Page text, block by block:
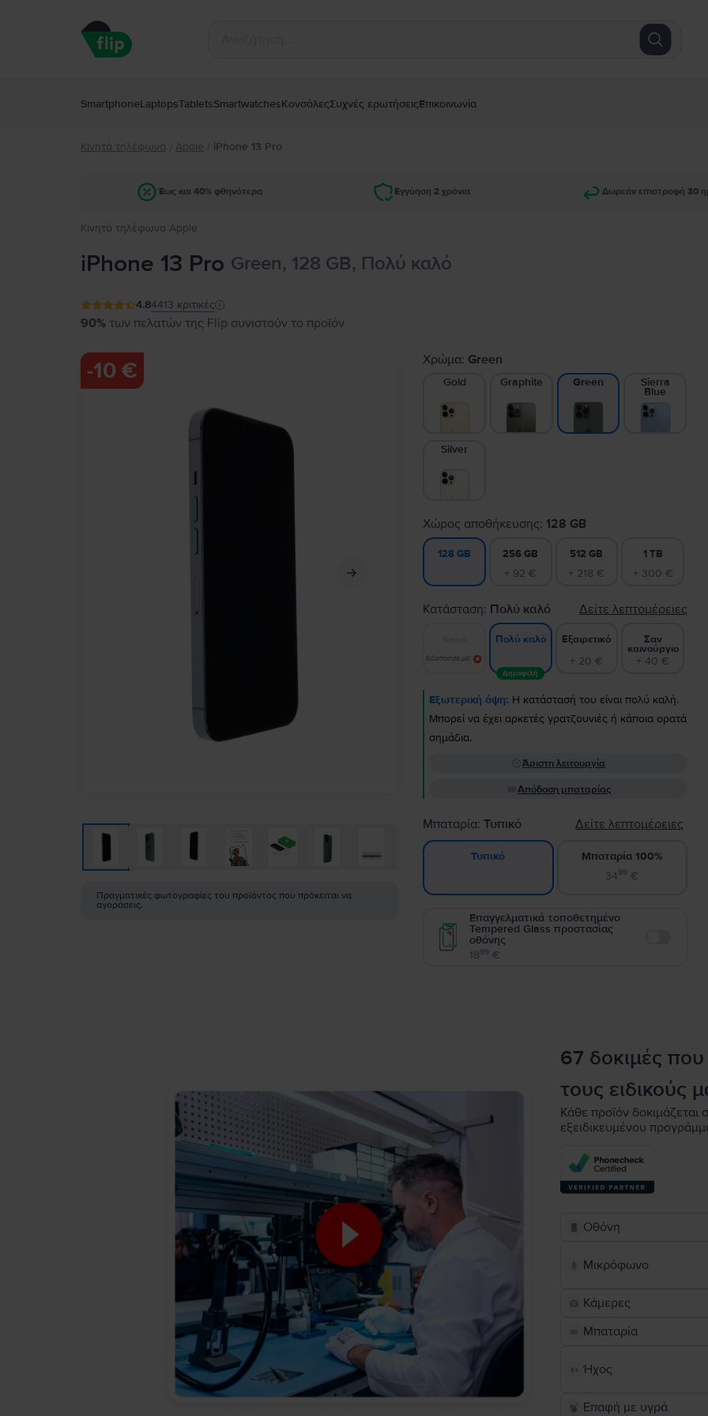
SmartphoneLaptopsTabletsSmartwatchesΚονσόλεςΣυχνές ερωτήσειςΕπικοινωνία
Κινητά τηλέφωνα / Apple / iPhone 13 Pro
Έως και 40% φθηνότερα Εγγύηση 2 χρόνια Δωρεάν επιστροφή 30
Κινητό τηλέφωνο Apple
iPhone 13 Pro Green, 128 GB, Πολύ καλό
4.84413 κριτικές
90% των πελατών της Flip συνιστούν το προϊόν
-10 €
Πραγματικές φωτογραφίες του προϊόντος που πρόκειται να
αγοράσεις.
Χρώμα: Green
Gold Graphite Green Sierra
Blue
Silver
Χώρος αποθήκευσης: 128 GB
128 GB 256 GB
+ 92 €
512 GB
+ 218 €
1 TB
+ 300 €
Κατάσταση: Πολύ καλό Δείτε λεπτομέρειες
Ειδοποίησε με!
Πολύ καλό
Δημοφιλή
Εξαιρετικό
+ 20 €
Σαν
καινούργιο
+ 40 €
Εξωτερική όψη: Η κατάστασή του είναι πολύ καλή.
Μπορεί να έχει αρκετές γρατζουνιές ή κάποια ορατά
σημάδια.
Άριστη λειτουργία
Απόδοση μπαταρίας
Μπαταρία:Τυπικό Δείτε λεπτομέρειες
Τυπικό
Μπαταρία 100%
3499 €
Επαγγελματικά τοποθετημένο
Tempered Glass προστασίας
οθόνης
1899 €
67 δοκιμές
τους ειδικούς
Κάθε προϊόν δοκιμάζεται
εξειδικευμένου
Οθόνη
Μικρόφωνο
Κάμερες
Μπαταρία
Ήχος
Επαφή με υγρά